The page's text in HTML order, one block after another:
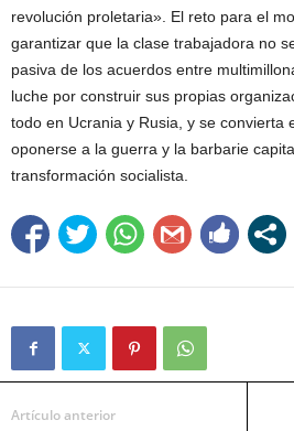
revolución proletaria». El reto para el
garantizar que la clase trabajadora no
pasiva de los acuerdos entre
luche por construir sus propias
todo en Ucrania y Rusia, y se convierta
oponerse a la guerra y la barbarie
transformación socialista.
Artículo anterior